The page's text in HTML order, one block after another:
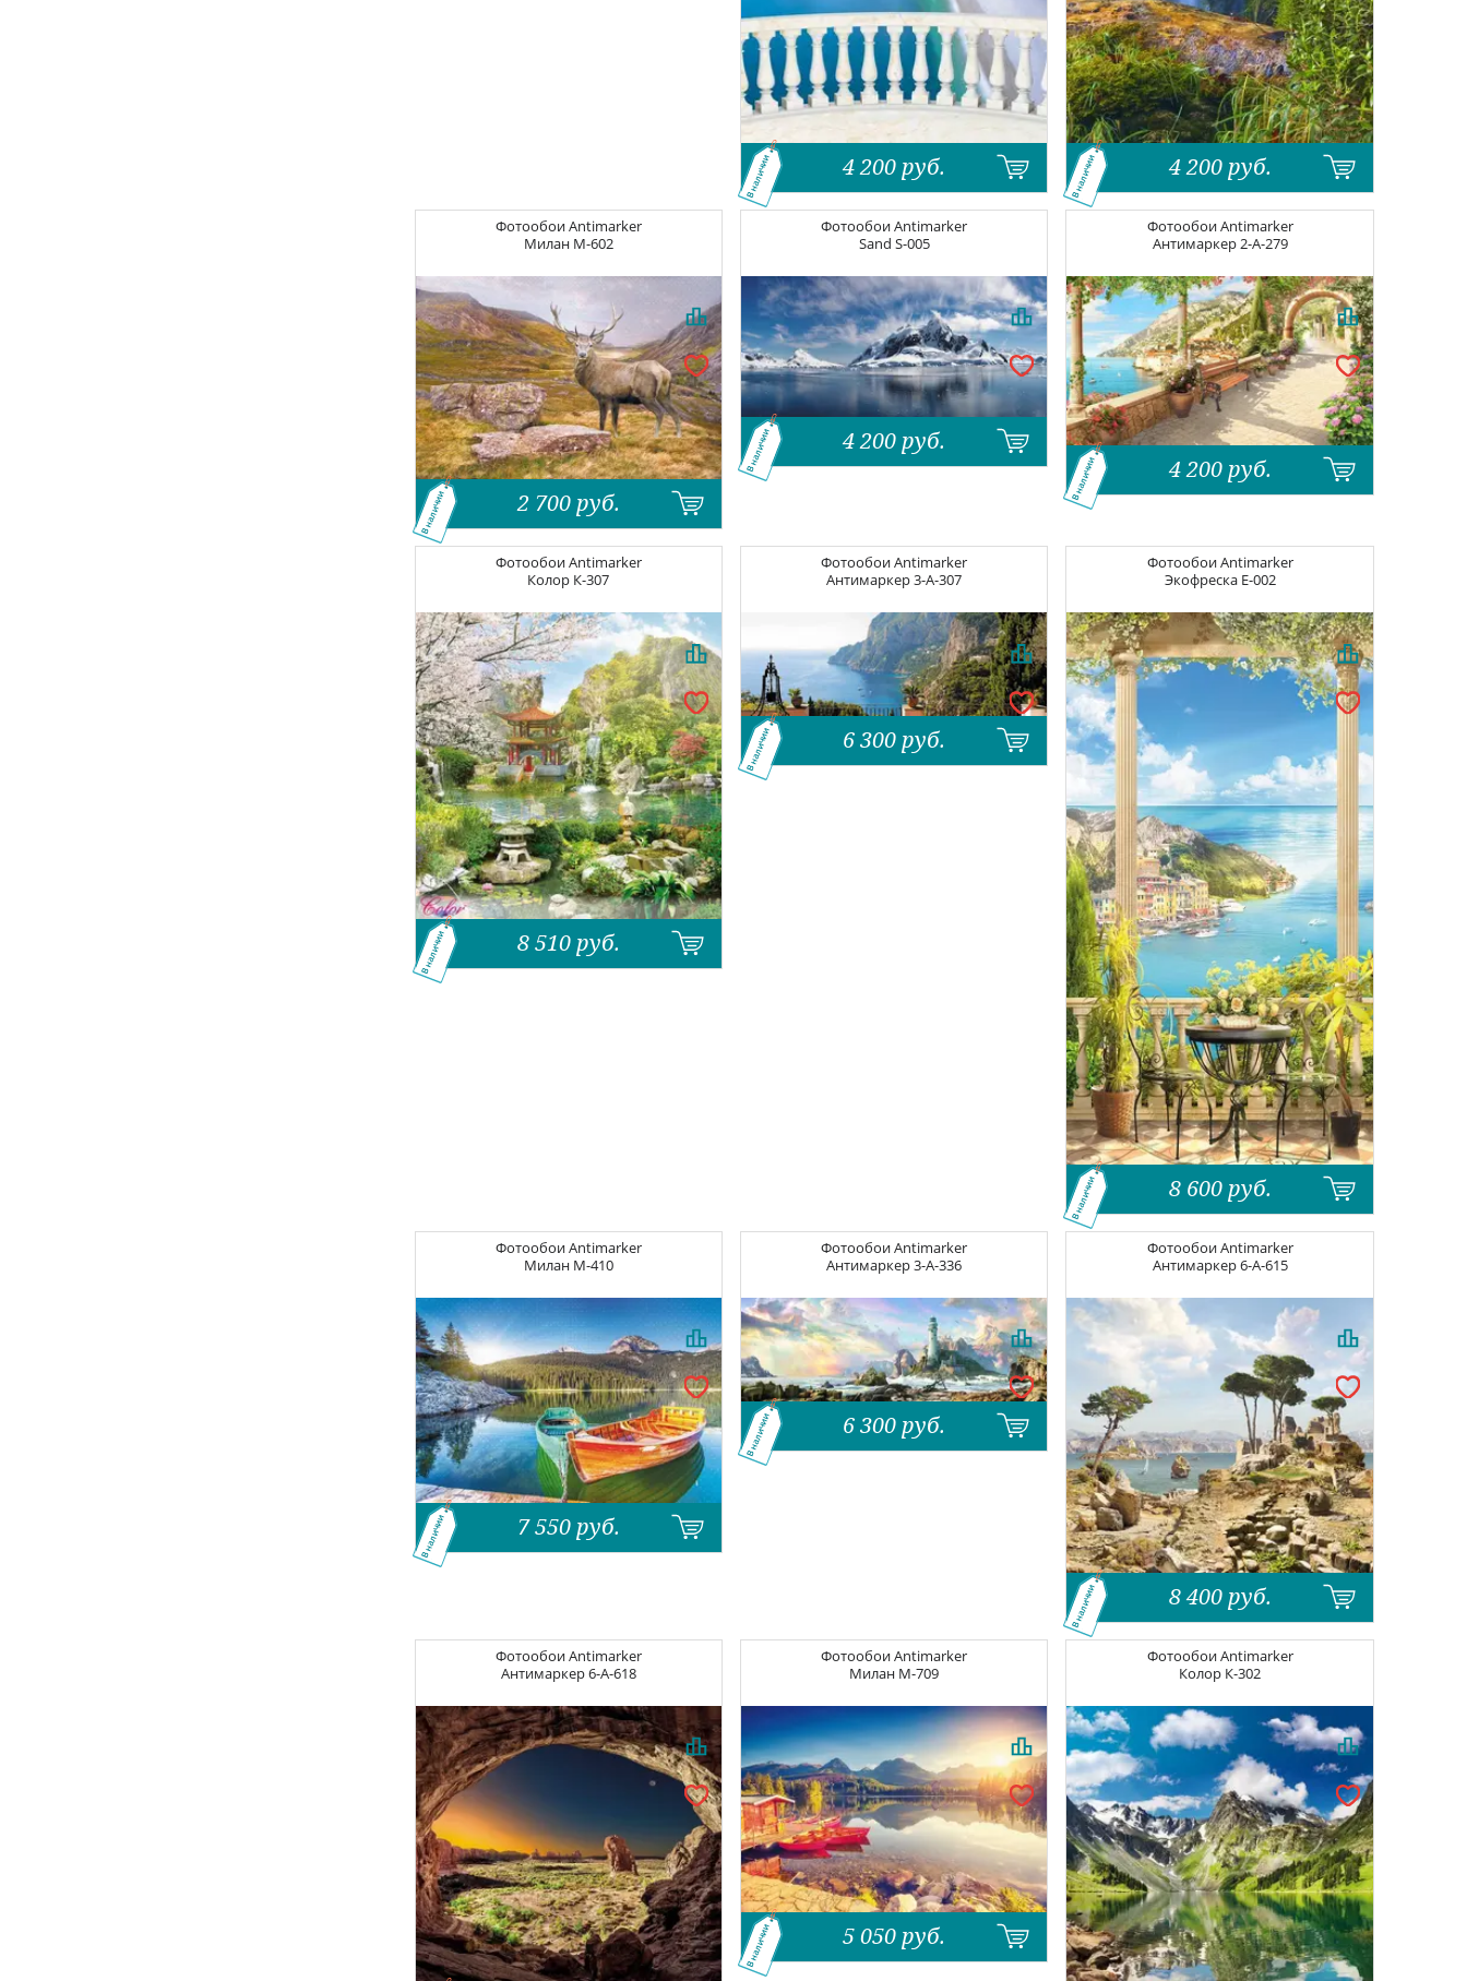
4 200 руб.
В наличии 4 200 руб.
В наличии
ФотообоиAntimarker
Милан M-602
2 700 руб.
В наличии
ФотообоиAntimarker
Sand S-005
4 200 руб.
В наличии
ФотообоиAntimarker
Антимаркер2-A-279
4 200 руб.
В наличии
ФотообоиAntimarker
Колор К-307
8 510 руб.
В наличии
ФотообоиAntimarker
Антимаркер3-A-307
6 300 руб.
В наличии
ФотообоиAntimarker
Экофреска E-002
8 600 руб.
В наличии
ФотообоиAntimarker
Милан M-410
7 550руб.
В наличии
ФотообоиAntimarker
Антимаркер3-A-336
6 300 руб.
В наличии
ФотообоиAntimarker
Антимаркер6-A-615
8 400 руб.
В наличии
ФотообоиAntimarker
Антимаркер6-A-618
ФотообоиAntimarker
Милан M-709
5 050 руб.
В наличии
ФотообоиAntimarker
Колор К-302